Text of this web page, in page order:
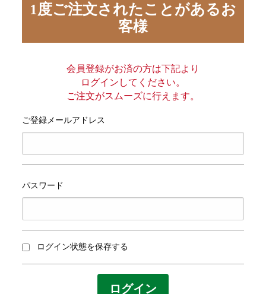
このサイトの使い方
プライバシーポリシー
サイトマップ
1度ご注文されたことがあるお
客様
会員登録がお済の方は下記より
ログインしてください。
ご注文がスムーズに行えます。
ご登録メールアドレス
パスワード
ログイン状態を保存する